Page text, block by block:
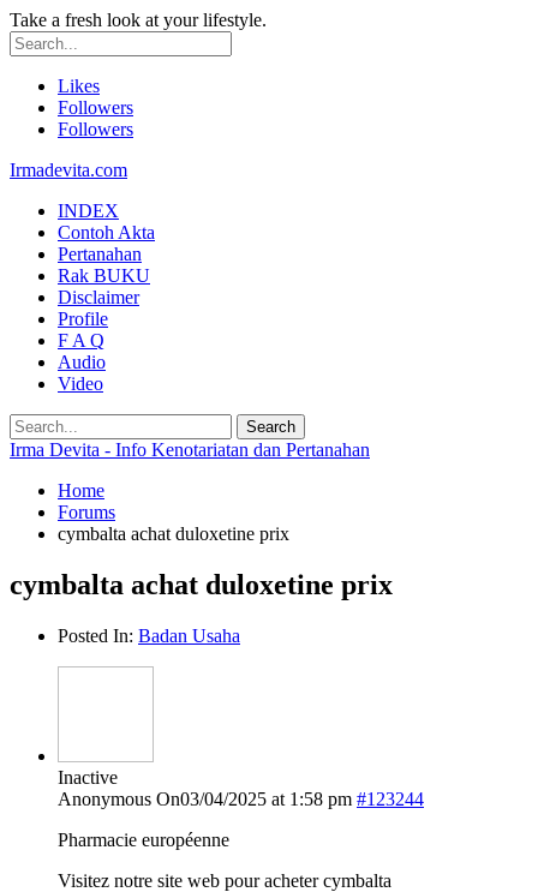
Take a fresh look at your lifestyle.
Likes
Followers
Followers
Irmadevita.com
INDEX
Contoh Akta
Pertanahan
Rak BUKU
Disclaimer
Profile
F A Q
Audio
Video
Irma Devita - Info Kenotariatan dan Pertanahan
Home
Forums
cymbalta achat duloxetine prix
cymbalta achat duloxetine prix
Posted In: Badan Usaha
Inactive
Anonymous On03/04/2025 at 1:58 pm #123244
Pharmacie européenne
Visitez notre site web pour acheter cymbalta